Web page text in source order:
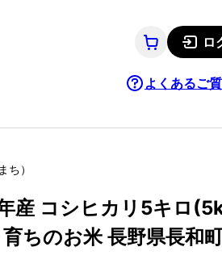
ロ
よくあるご
ち）
産 コシヒカリ5キロ
ちのお米 長野県長和